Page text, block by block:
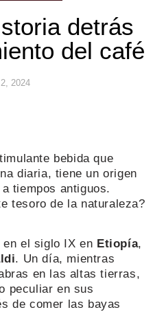
detrás
del café
2024
bebida que
diaria, tiene un origen
tiempos antiguos.
tesoro de la naturaleza?
en el siglo IX en Etiopía,
. Un día, mientras
en las altas tierras,
peculiar en sus
de comer las bayas